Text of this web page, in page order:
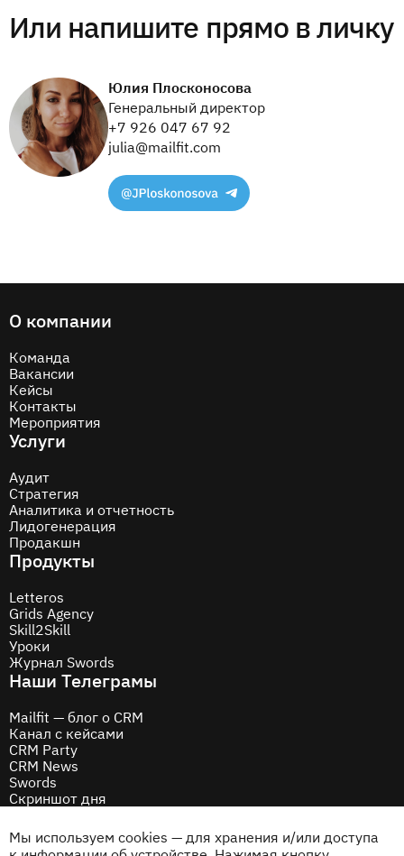
Или напишите прямо в личку
Юлия Плосконосова
Генеральный директор
+7 926 047 67 92
julia@mailfit.com
О компании
Команда
Вакансии
Кейсы
Контакты
Мероприятия
Услуги
Аудит
Стратегия
Аналитика и отчетность
Лидогенерация
Продакшн
Продукты
Letteros
Grids Agency
Skill2Skill
Уроки
Журнал Swords
Наши Телеграмы
Mailfit — блог о CRM
Канал с кейсами
CRM Party
CRM News
Swords
Скриншот дня
Мы используем cookies — для хранения и/или доступа